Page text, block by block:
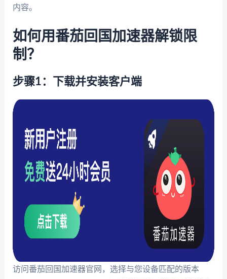
内容。
如何用番茄回国加速器解锁限
制？
步骤1：下载并安装客户端
访问番茄回国加速器官网，选择与您设备匹配的版本